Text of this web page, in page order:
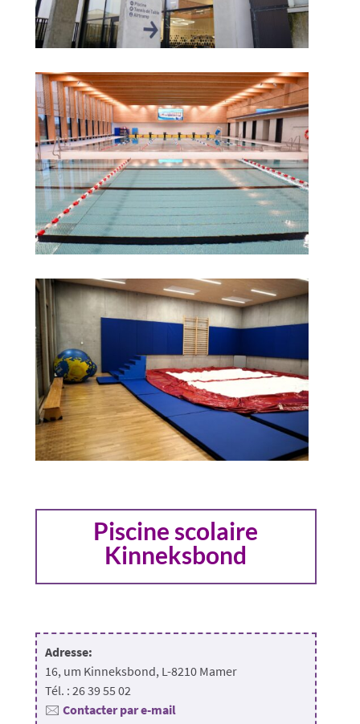
Piscine scolaire
Kinneksbond
Adresse:
16, um Kinneksbond, L-8210 Mamer
Tél. : 26 39 55 02
🖂 Contacter par e-mail